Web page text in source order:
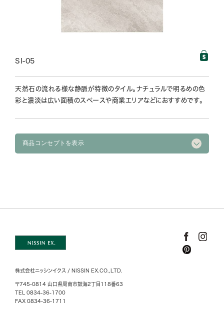
SI-05
天然石の流れる様な静脈が特徴のタイル。ナチュラルで明るめの色
彩と濃淡は広い面積のスペースや商業エリアなどにおすすめです。
商品コンセプトを表示
株式会社ニッシンイクス / NISSIN EX.CO.,LTD.
〒745-0814 山口県周南市鼓海2丁目118番63
TEL 0834-36-1700
FAX 0834-36-1711